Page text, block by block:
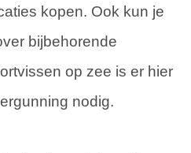
kopen. Ook kun je
bijbehorende
op zee is er hier
nodig.